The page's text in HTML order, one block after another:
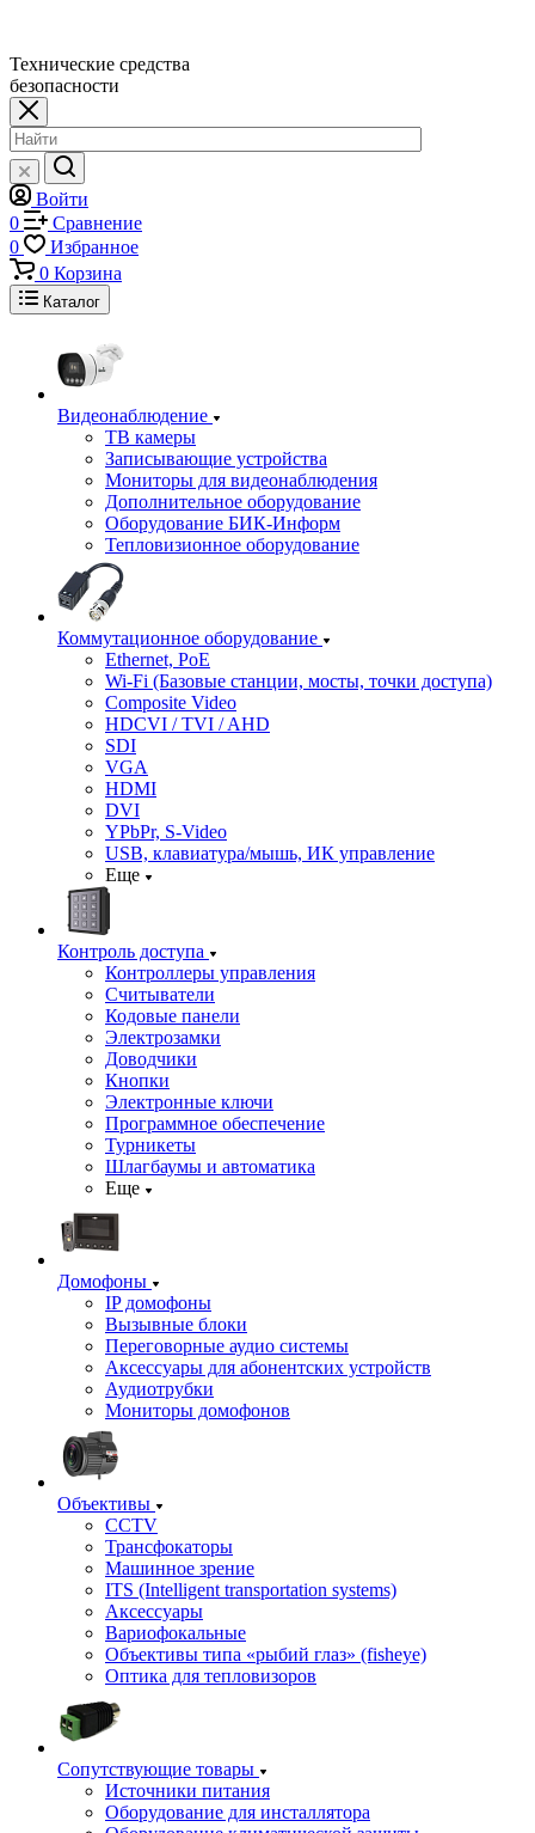
Технические средства
безопасности
Войти
0
Сравнение
0
Избранное
0 Корзина
Каталог
Видеонаблюдение
ТВ камеры
Записывающие устройства
Мониторы для видеонаблюдения
Дополнительное оборудование
Оборудование БИК-Информ
Тепловизионное оборудование
Коммутационное оборудование
Ethernet, PoE
Wi-Fi (Базовые станции, мосты, точки доступа)
Composite Video
HDCVI / TVI / AHD
SDI
VGA
HDMI
DVI
YPbPr, S-Video
USB, клавиатура/мышь, ИК управление
Еще
Контроль доступа
Контроллеры управления
Считыватели
Кодовые панели
Электрозамки
Доводчики
Кнопки
Электронные ключи
Программное обеспечение
Турникеты
Шлагбаумы и автоматика
Еще
Домофоны
IP домофоны
Вызывные блоки
Переговорные аудио системы
Аксессуары для абонентских устройств
Аудиотрубки
Мониторы домофонов
Объективы
CCTV
Трансфокаторы
Машинное зрение
ITS (Intelligent transportation systems)
Аксессуары
Вариофокальные
Объективы типа «рыбий глаз» (fisheye)
Оптика для тепловизоров
Сопутствующие товары
Источники питания
Оборудование для инсталлятора